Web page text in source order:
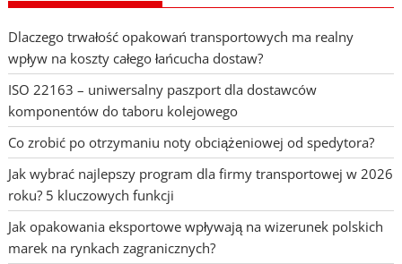
Dlaczego trwałość opakowań transportowych ma realny
wpływ na koszty całego łańcucha dostaw?
ISO 22163 – uniwersalny paszport dla dostawców
komponentów do taboru kolejowego
Co zrobić po otrzymaniu noty obciążeniowej od spedytora?
Jak wybrać najlepszy program dla firmy transportowej w 2026
roku? 5 kluczowych funkcji
Jak opakowania eksportowe wpływają na wizerunek polskich
marek na rynkach zagranicznych?